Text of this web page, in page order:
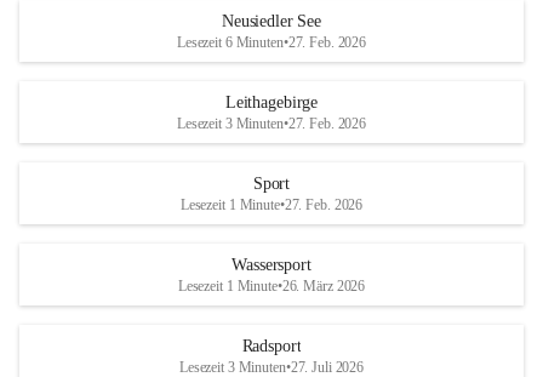
S
und den daraus folgenden wirtschaftlichen
Maßnahmen zur Bekämpfung
Rebe und der Amerikanischen
Anhang VBl. EU Nr. 18
1 Seite•1,4 MB
VBl. EU Nr. 18_2026
r
S
Neusiedler See
Lesezeit 6 Minuten•27. Feb. 2026
Leithagebirge
Lesezeit 3 Minuten•27. Feb. 2026
Sport
Lesezeit 1 Minute•27. Feb. 2026
Wassersport
Lesezeit 1 Minute•26. März 2026
Radsport
Lesezeit 3 Minuten•27. Juli 2026